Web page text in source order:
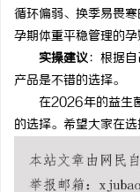
循环偏弱、换季易畏
孕期体重平稳管理的
实操建议：根据
产品是不错的选择。
在2026年的益生菌
的选择。希望大家在